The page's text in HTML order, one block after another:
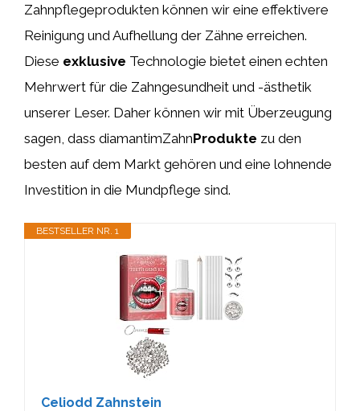
Zahnpflegeprodukten können wir eine effektivere
Reinigung und Aufhellung der Zähne erreichen.
Diese exklusive Technologie bietet einen echten
Mehrwert für die Zahngesundheit und -ästhetik
unserer Leser. Daher können wir mit Überzeugung
sagen, dass diamantimZahnProdukte zu den
besten auf dem Markt gehören und eine lohnende
Investition in die Mundpflege sind.
BESTSELLER NR. 1
Celiodd Zahnstein